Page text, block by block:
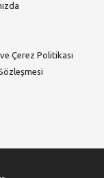
Çerez Politikası